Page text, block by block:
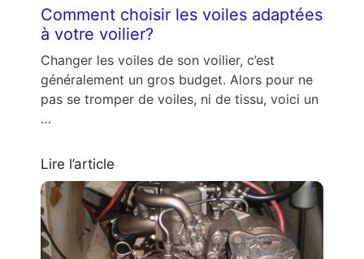
Comment choisir les voiles adaptées
à votre voilier?
Changer les voiles de son voilier, c’est
généralement un gros budget. Alors pour ne
pas se tromper de voiles, ni de tissu, voici un
…
Lire l’article